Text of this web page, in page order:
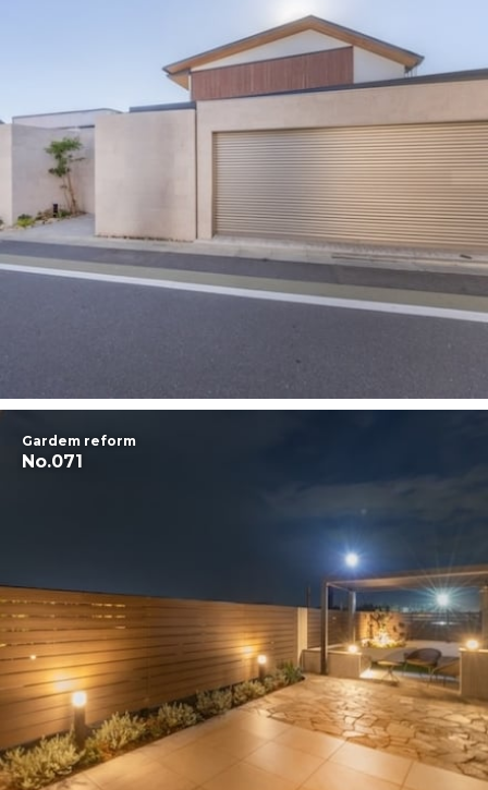
Gardem reform
No.071